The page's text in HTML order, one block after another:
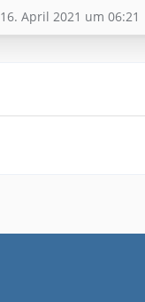
16. April 2021 um 06:21